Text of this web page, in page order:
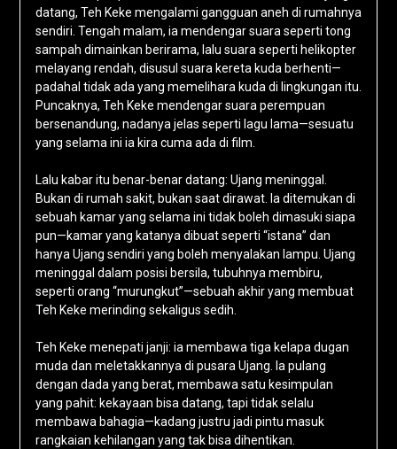
datang, Teh Keke mengalami gangguan aneh di rumahnya
sendiri. Tengah malam, ia mendengar suara seperti tong
sampah dimainkan berirama, lalu suara seperti helikopter
melayang rendah, disusul suara kereta kuda berhenti—
padahal tidak ada yang memelihara kuda di lingkungan itu.
Puncaknya, Teh Keke mendengar suara perempuan
bersenandung, nadanya jelas seperti lagu lama—sesuatu
yang selama ini ia kira cuma ada di film.
Lalu kabar itu benar-benar datang: Ujang meninggal.
Bukan di rumah sakit, bukan saat dirawat. Ia ditemukan di
sebuah kamar yang selama ini tidak boleh dimasuki siapa
pun—kamar yang katanya dibuat seperti “istana” dan
hanya Ujang sendiri yang boleh menyalakan lampu. Ujang
meninggal dalam posisi bersila, tubuhnya membiru,
seperti orang “murungkut”—sebuah akhir yang membuat
Teh Keke merinding sekaligus sedih.
Teh Keke menepati janji: ia membawa tiga kelapa dugan
muda dan meletakkannya di pusara Ujang. Ia pulang
dengan dada yang berat, membawa satu kesimpulan
yang pahit: kekayaan bisa datang, tapi tidak selalu
membawa bahagia—kadang justru jadi pintu masuk
rangkaian kehilangan yang tak bisa dihentikan.